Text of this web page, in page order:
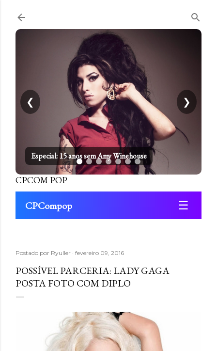
Especial: 15 anos sem Amy Winehouse
❮ ❯
CPCOM POP
CPCompop ☰
Postado por Ryuller fevereiro 09, 2016
POSSÍVEL PARCERIA: LADY GAGA
POSTA FOTO COM DIPLO